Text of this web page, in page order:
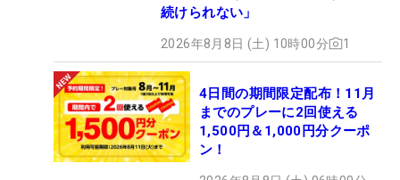
続けられない」
2026年8月8日 (土) 10時00分 1
4日間の期間限定配布！11月
までのプレーに2回使える
1,500円＆1,000円分クーポ
ン！